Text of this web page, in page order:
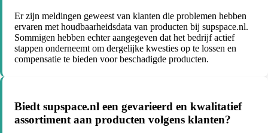
Er zijn meldingen geweest van klanten die problemen hebben
ervaren met houdbaarheidsdata van producten bij supspace.nl.
Sommigen hebben echter aangegeven dat het bedrijf actief
stappen onderneemt om dergelijke kwesties op te lossen en
compensatie te bieden voor beschadigde producten.
Biedt supspace.nl een gevarieerd en kwalitatief
assortiment aan producten volgens klanten?